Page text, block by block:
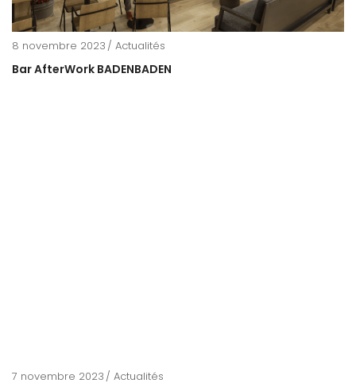
8 novembre 2023 Actualités
Bar AfterWork BADENBADEN
7 novembre 2023 Actualités